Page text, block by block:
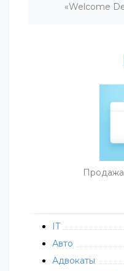
IT
Авто
Адвокаты
«Welcome